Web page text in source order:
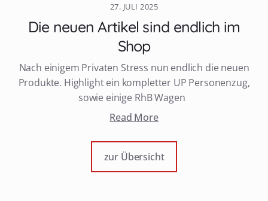
Die neuen Artikel sind endlich im
Shop
27. JULI 2025
Nach einigem Privaten Stress nun endlich die neuen
Produkte. Highlight ein kompletter UP Personenzug,
sowie einige RhB Wagen
Read More
zur Übersicht